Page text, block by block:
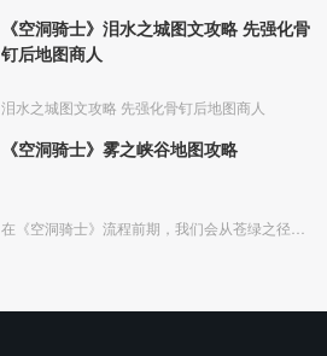
《空洞骑士》泪水之城图文攻略 先强化骨
钉后地图商人
泪水之城图文攻略 先强化骨钉后地图商人
《空洞骑士》雾之峡谷地图攻略